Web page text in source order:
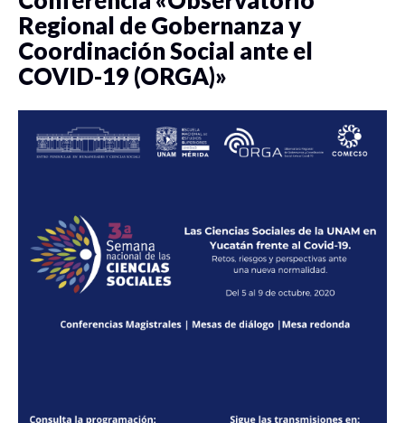
Regional de Gobernanza y
Coordinación Social ante el
COVID-19 (ORGA)»